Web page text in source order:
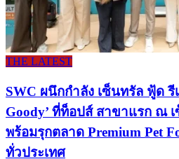
THE LATEST
SWC ผนึกกำลัง เซ็นทรัล ฟู้ด รี
Goody’ ที่ท็อปส์ สาขาแรก ณ
พร้อมรุกตลาด Premium Pet
ทั่วประเทศ